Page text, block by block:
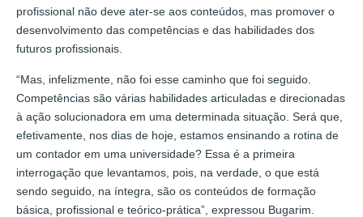
profissional não deve ater-se aos conteúdos, mas promover o
desenvolvimento das competências e das habilidades dos
futuros profissionais.
“Mas, infelizmente, não foi esse caminho que foi seguido.
Competências são várias habilidades articuladas e direcionadas
à ação solucionadora em uma determinada situação. Será que,
efetivamente, nos dias de hoje, estamos ensinando a rotina de
um contador em uma universidade? Essa é a primeira
interrogação que levantamos, pois, na verdade, o que está
sendo seguido, na íntegra, são os conteúdos de formação
básica, profissional e teórico-prática”, expressou Bugarim.